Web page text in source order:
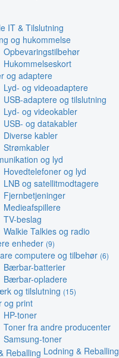
IT & Tilslutning
og hukommelse
Opbevaringstilbehør
Hukommelseskort
og adaptere
Lyd- og videoadaptere
USB-adaptere og tilslutning
Lyd- og videokabler
USB- og datakabler
Diverse kabler
Strømkabler
og lyd
Hovedtelefoner og lyd
LNB og satellitmodtagere
Fjernbetjeninger
Medieafspillere
TV-beslag
Walkie Talkies og radio
enheder (9)
computere og tilbehør (6)
Bærbar-batterier
Bærbar-opladere
og tilslutning (15)
og print
HP-toner
Toner fra andre producenter
Samsung-toner
Lodning & Reballing